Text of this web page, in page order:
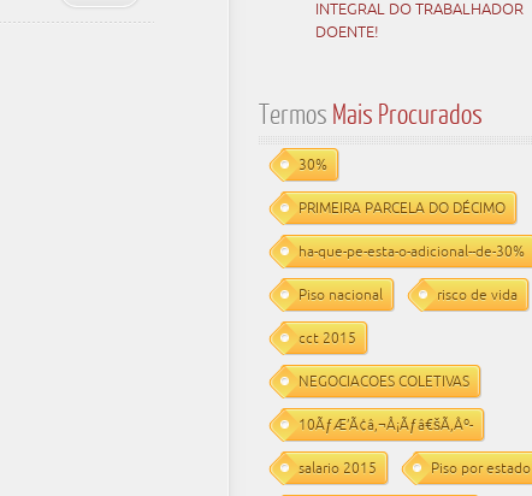
INTEGRAL DO TRABALHADOR
DOENTE!
Termos Mais Procurados
30%
PRIMEIRA PARCELA DO DÉCIMO
ha-que-pe-esta-o-adicional--de-30%
Piso nacional risco de vida
cct 2015
NEGOCIACOES COLETIVAS
10ÃƒÆ’Ã¢â‚¬Å¡Ãƒâ€šÃ‚Âº-
salario 2015 Piso por estado